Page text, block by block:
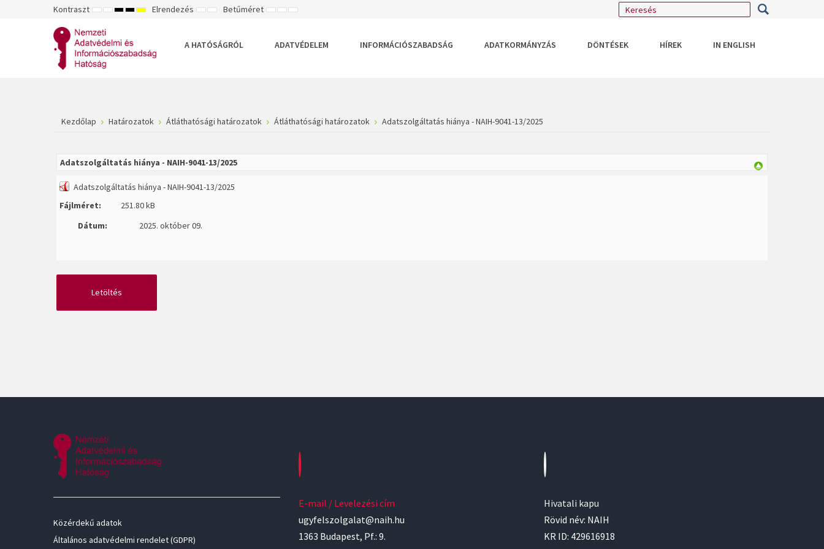
Kontraszt ALAPÉRTELMEZETT
ÉJSZAKAI
NAGY
FEHÉR
MÓD
NAGY
SÁRGA
MÓD
NAGY
MÓD
Elrendezés RÖGZÍTETT
SZÉLES
Betűméret KISEBB
ALAPÉRTELMEZETT
NAGYOBB
A HATÓSÁGRÓL
ADATVÉDELEM INFORMÁCIÓSZABADSÁG ADATKORMÁNYZÁS DÖNTÉSEK HÍREK IN ENGLISH
Kezdőlap Határozatok Átláthatósági határozatok Átláthatósági határozatok Adatszolgáltatás hiánya - NAIH-9041-13/2025
Adatszolgáltatás hiánya - NAIH-9041-13/2025
Adatszolgáltatás hiánya - NAIH-9041-13/2025
Fájlméret:
251.80 kB
Dátum:
2025. október 09.
Közérdekű adatok
Általános adatvédelmi rendelet (GDPR)
E-mail / Levelezési cím
ugyfelszolgalat@naih.hu
1363 Budapest, Pf.: 9.
Hivatali kapu
Rövid név: NAIH
KR ID: 429616918